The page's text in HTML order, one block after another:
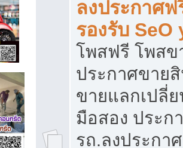
ลงประกาศ
รองรับ
โพสฟรี โพสข
ประกาศขาย
ขายแลกเปลี่
มือสอง ประก
รถ.ลงประกา